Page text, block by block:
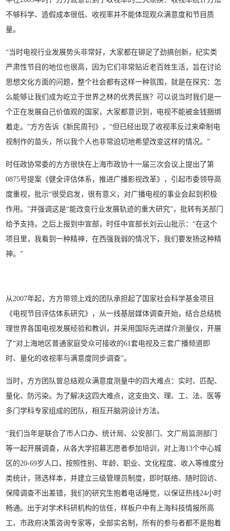
不够科学、造假成本很低、收视率并不能体现观众满意度和节目质
量。
“当时电视行业发展势头非常好，大家都在铆足了劲搞创新，纪实类
严肃性节目的地位也很高，因为它们非常贴近老百姓生活，旨在讨论
思想文化方面的问题，整个社会都有这样一种氛围，就是在探究：怎
么能够让我们成为屹立于世界之林的优秀民族？可以说当时我们是一
个正在发展自己价值观的国家，大家都意识到，电视不能被金钱捆绑
着走。”方方告诉《新民周刊》，“但已经出现了收视率反过来牵制电
视制作的苗头，所以我个人也非常迫切地希望改变这样的情况。”
时任政协常委的方方很快在上海市政协十一届三次会议上提出了第
0875号提案《健全评估体系，推进广播影视改革》，引起市委领导高
度重视，批示“很受启发，很有意义，对广播电视的事业会起到积极
作用。”并强调这是“能改变行业发展轨迹的重大研究”，批转有关部门
给予支持。之后上报到中宣部，时任中宣部长刘云山批示：“在这个
项目里，我看到一种精神，在西强我弱的情况下，我们要发扬这种精
神。”
从2007年起，方方带领上戏的团队承担起了国家社会科学基金项目
《电视节目评估体系研究》，从一线基层媒体调查开始，结合总结梳
理世界各国电视发展经验和教训，并采用国际先进媒介测量仪，开展
了“对上海地区普通家庭受众可接收的61套电视及三套广播频道即
时、量化的收视率与满意度同步调查”。
当时，方方团队曾总结观众满意度测量中的四大难点：实时、匹配、
量化、防污染。为了解决这四大难点，这支由文、理、工、法、医等
多门学科专家组成的团队，相互开脑洞设计方法。
“我们当年是联合了市人口办、统计局、公安部门、文广局监测部门
等一起开展调查，从各大学招募志愿者参加培训，对上海13个中心城
区的20-69岁人口，按照性别、年龄、职业、文化程度、收入等维度分
类统计，筛选样本，并建立三级管理员制度，即时联络、随时回访、
保障调查不出差错，我们的研究生抱着电话睡觉，以保证热线24小时
畅通。出于对学术科研机构的信任，样板户中有上海科技情报所高
工、市政府决策咨询专家等，全部实名制，所有的参与者都不是抱着